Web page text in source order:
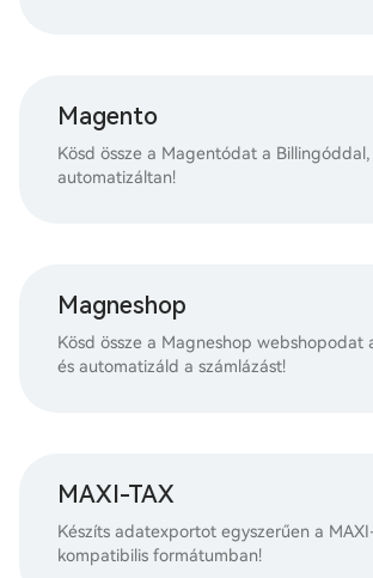
Magento
Kösd össze a Magentódat a Billingóddal,
automatizáltan!
Magneshop
Kösd össze a Magneshop webshopodat
és automatizáld a számlázást!
MAXI-TAX
Készíts adatexportot egyszerűen a
kompatibilis formátumban!